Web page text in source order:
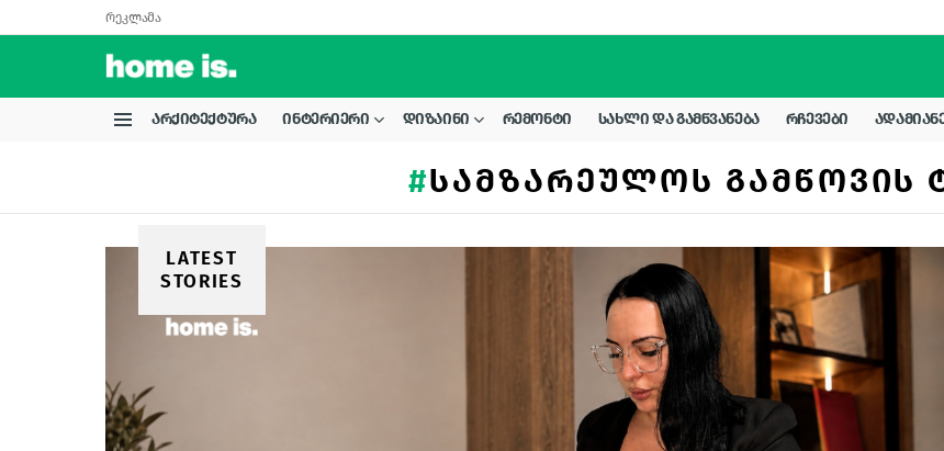
რეკლამა
ᲐᲠᲥᲘᲢᲔᲥᲢᲣᲠᲐ ᲘᲜᲢᲔᲠᲘᲔᲠᲘ ᲓᲘᲖᲐᲘᲜᲘ ᲠᲔᲛᲝᲜᲢᲘ ᲡᲐᲮᲚᲘ ᲓᲐ ᲒᲐᲛᲬᲕᲐᲜᲔᲑᲐ ᲠᲩᲔᲕᲔᲑᲘ
ᲡᲐᲛᲖᲐᲠᲔᲣᲚᲝᲡ ᲒᲐᲛᲬᲝᲕᲘᲡ
LATEST
STORIES